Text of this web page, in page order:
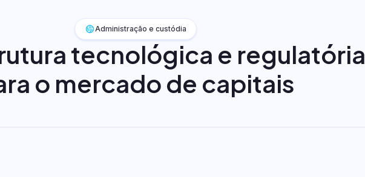
Administração e custódia
tecnológica e regulatória
o mercado de capitais